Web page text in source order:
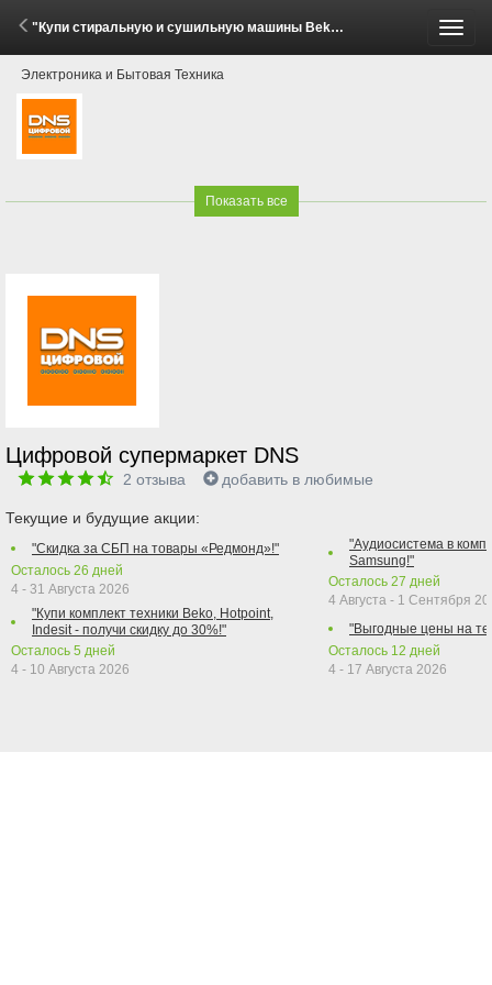
"Купи стиральную и сушильную машины Beko, Hotpoint, Indesit - получи скидку 15%!" (2 - 8 Июня 2026)
Электроника и Бытовая Техника
Показать все
Цифровой супермаркет DNS
2 отзыва добавить в любимые
Текущие и будущие акции:
"Скидка за СБП на товары «Редмонд»!"
Осталось 26 дней
4 - 31 Августа 2026
"Купи комплект техники Beko, Hotpoint,
Indesit - получи скидку до 30%!"
Осталось 5 дней
4 - 10 Августа 2026
"Аудиосистема в
Samsung!"
Осталось 27 дней
4 Августа - 1 Сентября
"Выгодные цены на
Осталось 12 дней
4 - 17 Августа 2026